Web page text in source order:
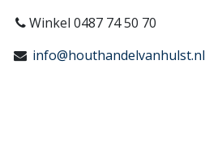
Winkel 0487 74 50 70
info@houthandelvanhulst.nl